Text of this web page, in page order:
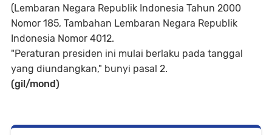
(Lembaran Negara Republik Indonesia Tahun 2000
Nomor 185, Tambahan Lembaran Negara Republik
Indonesia Nomor 4012.
"Peraturan presiden ini mulai berlaku pada tanggal
yang diundangkan," bunyi pasal 2.
(gil/mond)